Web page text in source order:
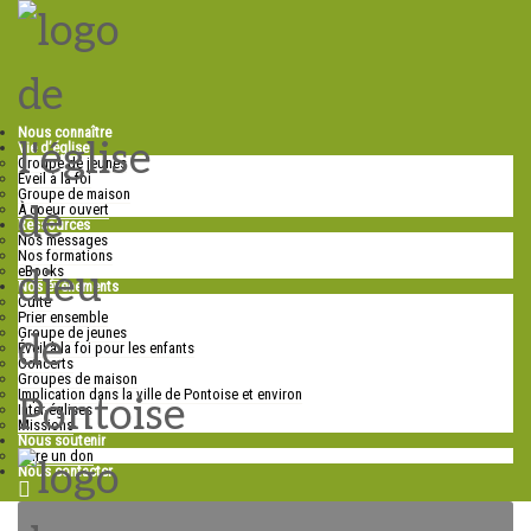
Nous connaître
Vie d’église
Groupe de jeunes
Éveil à la foi
Groupe de maison
À coeur ouvert
Ressources
Nos messages
Nos formations
eBooks
Nos événements
Culte
Prier ensemble
Groupe de jeunes
Éveil à la foi pour les enfants
Concerts
Groupes de maison
Implication dans la ville de Pontoise et environ
Inter-églises
Missions
Nous soutenir
Faire un don
Nous contacter